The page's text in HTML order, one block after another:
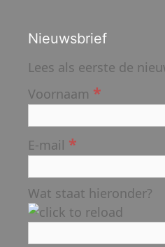
Nieuwsbrief
Lees als eerste de
Voornaam *
E-mail *
Wat staat hieronder?